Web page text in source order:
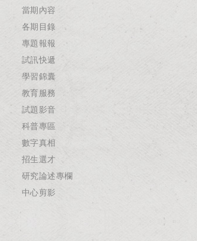
當期內容
各期目錄
專題報報
試訊快遞
學習錦囊
教育服務
試題影音
科普專區
數字真相
招生選才
研究論述專欄
中心剪影